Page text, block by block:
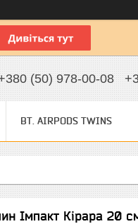
(50) 978-00-08
BT. AIRPODS TWINS
Імпакт Кірара 20